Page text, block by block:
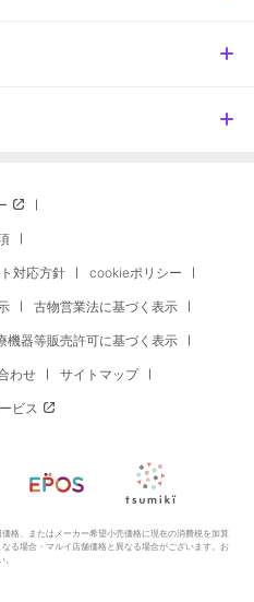
対応方針 cookieポリシー
古物営業法に基づく表示
機器等販売許可に基づく表示
わせ サイトマップ
ビス
格、またはメーカー希望小売価格に現在の消費税を加算
る場合・マルイ店舗価格と異なる場合がございます。お